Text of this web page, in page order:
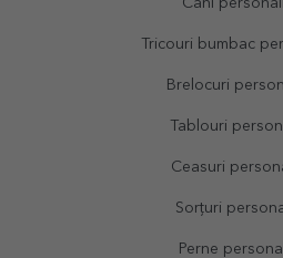
Cani
Tricouri bumbac
Brelocuri
Tablouri
Ceasuri
Sorțuri
Perne